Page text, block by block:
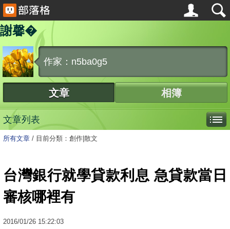
謝馨�
作家：n5ba0g5
文章 相簿
文章列表
所有文章 / 目前分類：創作|散文
台灣銀行就學貸款利息 急貸款當日
審核哪裡有
2016/01/26 15:22:03